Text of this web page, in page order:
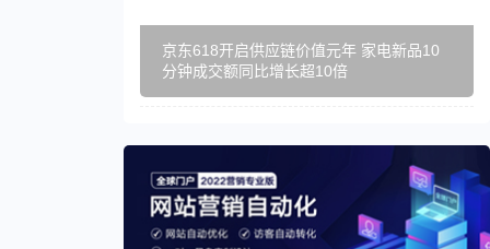
京东618开启供应链价值元年 家电新品10
分钟成交额同比增长超10倍